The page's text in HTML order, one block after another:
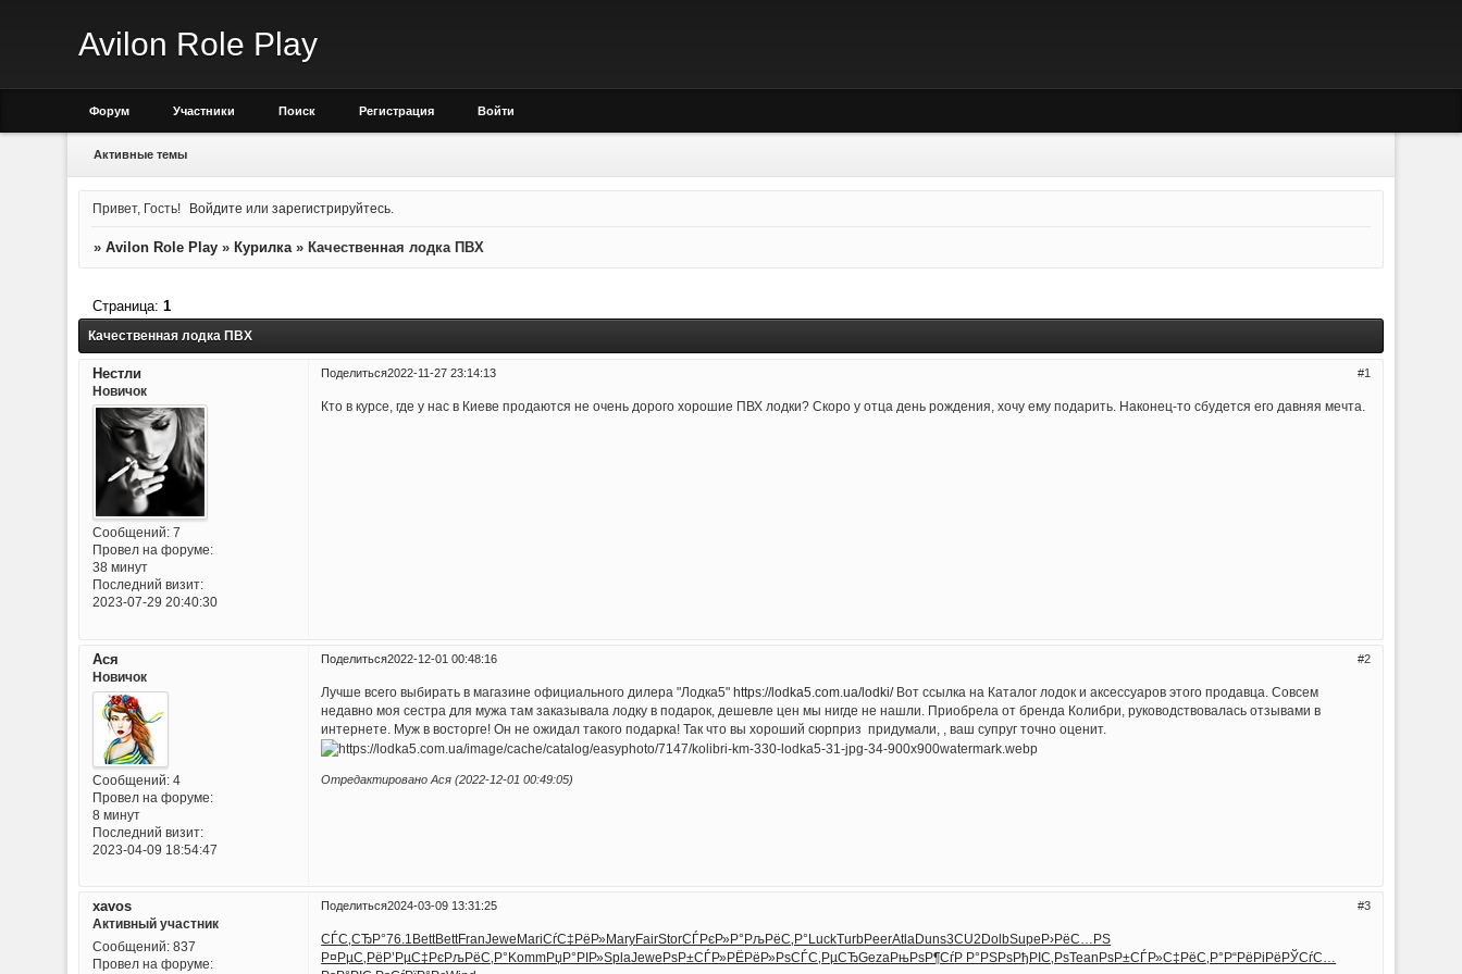
Avilon Role Play
Форум Участники Поиск Регистрация Войти
Активные темы
Привет, Гость! Войдите илизарегистрируйтесь
» Avilon Role Play » Курилка » Качественная лодка ПВХ
Качественная лодка ПВХ
Страница: 1
Поделиться 1
2022-11-27 23:14:13
Нестли
Новичок
Сообщений:7
Провел на форуме:
38 минут
Последний визит:
2023-07-29 20:40:30
Кто в курсе, где у нас в Киеве продаются не очень дорого хорошие ПВХ лодки? Скоро у отца день рождения, хочу ему подарить. Наконец-то сбудется его давняя мечта.
Поделиться 2
2022-12-01 00:48:16
Ася
Новичок
Сообщений:4
Провел на форуме:
8 минут
Последний визит:
2023-04-09 18:54:47
Лучше всего выбирать в магазине официального дилера "Лодка5"https://lodka5.com.ua/lodki/Вот ссылка на Каталог лодок и аксессуаров этого продавца. Совсем
недавно моя сестра для мужа там заказывала лодку в подарок, дешевле цен мы нигде не нашли. Приобрела от бренда Колибри, руководствовалась отзывами в
интернете. Муж в восторге! Он не ожидал такого подарка! Так что вы хороший сюрприз придумали, , ваш супруг точно оценит.
Отредактировано Ася (2022-12-01 00:49:05)
Поделиться 3
2024-03-09 13:31:25
xavos
Активный участник
Сообщений:837
Провел на форуме:
СЃС‚СЂР°76.1 BettBettFranJewe MariСѓС‡РёР»MaryFairStorСЃРєР»Р° РљРёС‚Р° LuckTurbPeerAtla Duns3CU2 DolbSupe Р›РёС…РЅ
Р¤РµС‚Рё Р’РµС‡РєРљРёС‚Р° KommРџР°РІР»SplaJewe РѕР±СЃР»РЁРёР»РѕСЃС‚РµСЂGeza РњРѕР¶СѓР Р°РЅРѕРђРІС‚РѕTean РѕР±СЃР»С‡РёС‚Р° Р“РёРіРё РЎСѓС…